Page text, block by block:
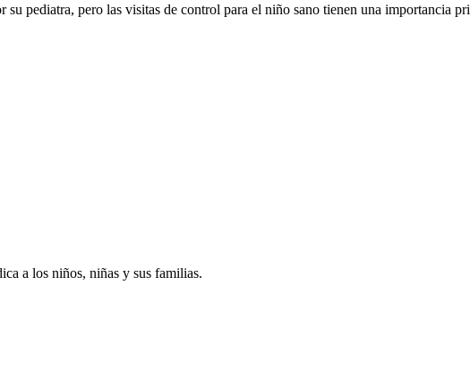
su pediatra, pero las visitas de control para el niño sano tienen una importancia
a los niños, niñas y sus familias.